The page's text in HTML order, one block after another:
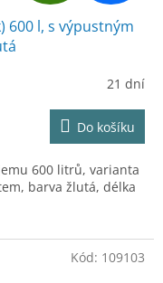
A
M
A
600 l, s výpustným
21 dní
Do košíku
600 litrů, varianta
barva žlutá, délka
Kód: 109103